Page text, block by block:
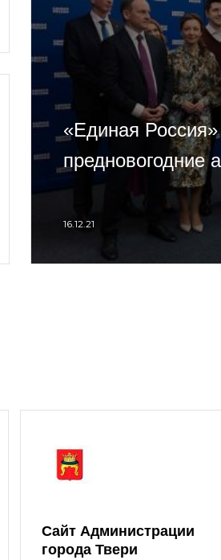
«Единая
предновогодние
16.12.21
Сайт Администрации
города Твери